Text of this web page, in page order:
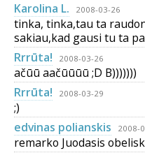
Karolina L.
2008-03-26
tinka, tinka,tau ta
sakiau,kad gausi tu ta
Rrrūta!
2008-03-26
ačūū aačūūūū ;D B)))))))
Rrrūta!
2008-03-29
;)
edvinas polianskis
2008-
remarko Juodasis